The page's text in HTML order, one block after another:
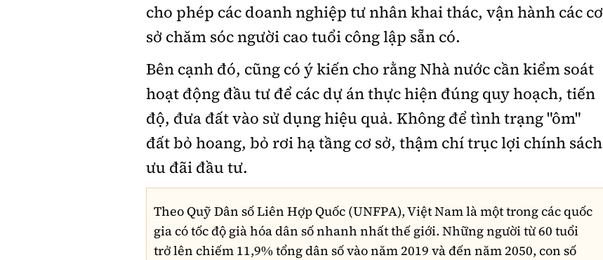
cho phép các doanh nghiệp tư nhân khai thác, vận hành các cơ
sở chăm sóc người cao tuổi công lập sẵn có.
Bên cạnh đó, cũng có ý kiến cho rằng Nhà nước cần kiểm soát
hoạt động đầu tư để các dự án thực hiện đúng quy hoạch, tiến
độ, đưa đất vào sử dụng hiệu quả. Không để tình trạng "ôm"
đất bỏ hoang, bỏ rơi hạ tầng cơ sở, thậm chí trục lợi chính sách
ưu đãi đầu tư.
Theo Quỹ Dân số Liên Hợp Quốc (UNFPA), Việt Nam là một trong các quốc
gia có tốc độ già hóa dân số nhanh nhất thế giới. Những người từ 60 tuổi
trở lên chiếm 11,9% tổng dân số vào năm 2019 và đến năm 2050, con số